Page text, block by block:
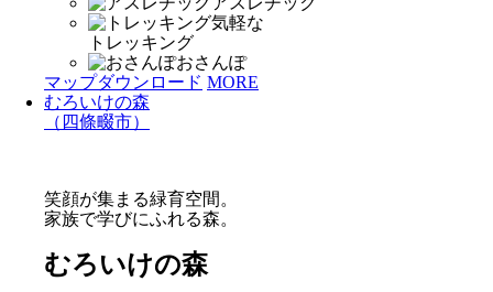
気軽な
トレッキング
おさんぽ
マップダウンロード MORE
むろいけの森
（四條畷市）
笑顔が集まる緑育空間。
家族で学びにふれる森。
むろいけの森